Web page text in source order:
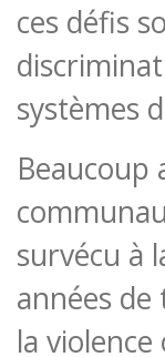
ces défis
systèmes
Beaucoup
survécu à
années
la